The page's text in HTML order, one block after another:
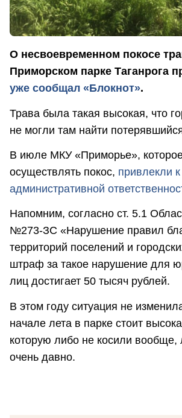
О несвоевременном покосе
Приморском парке Таганрога
уже сообщал «Блокнот».
Трава была такая высокая, что
не могли там найти
В июле МКУ «Приморье»,
осуществлять покос, привлекли к
административной
Напомним, согласно ст. 5.1
№273-ЗС «Нарушение правил
территорий поселений и
штраф за такое нарушение для
лиц достигает 50 тысяч рублей.
В этом году ситуация не
начале лета в парке стоит
которую либо не косили вообще,
очень давно.